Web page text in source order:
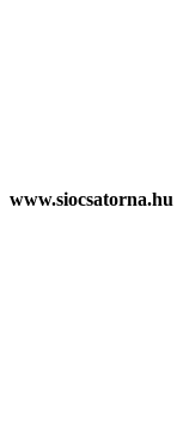
www.siocsatorna.hu